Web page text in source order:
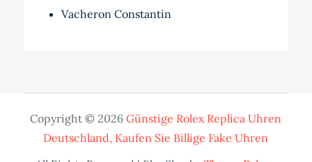
Vacheron Constantin
Copyright © 2026Günstige Rolex Replica Uhren
Deutschland, Kaufen Sie Billige Fake Uhren